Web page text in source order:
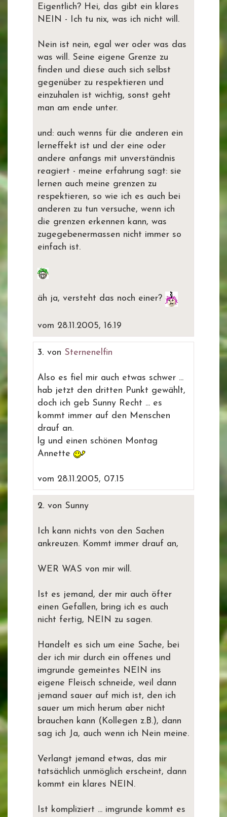
Eigentlich? Hei, das gibt ein klares
NEIN - Ich tu nix, was ich nicht will.
Nein ist nein, egal wer oder was das
was will. Seine eigene Grenze zu
finden und diese auch sich selbst
gegenüber zu respektieren und
einzuhalen ist wichtig, sonst geht
man am ende unter.
und: auch wenns für die anderen ein
lerneffekt ist und der eine oder
andere anfangs mit unverständnis
reagiert - meine erfahrung sagt: sie
lernen auch meine grenzen zu
respektieren, so wie ich es auch bei
anderen zu tun versuche, wenn ich
die grenzen erkennen kann, was
zugegebenermassen nicht immer so
einfach ist.
äh ja, versteht das noch einer?
vom 28.11.2005, 16.19
3. von Sternenelfin
Also es fiel mir auch etwas schwer ...
hab jetzt den dritten Punkt gewählt,
doch ich geb Sunny Recht ... es
kommt immer auf den Menschen
drauf an.
lg und einen schönen Montag
Annette
vom 28.11.2005, 07.15
2. von Sunny
Ich kann nichts von den Sachen
ankreuzen. Kommt immer drauf an,
WER WAS von mir will.
Ist es jemand, der mir auch öfter
einen Gefallen, bring ich es auch
nicht fertig, NEIN zu sagen.
Handelt es sich um eine Sache, bei
der ich mir durch ein offenes und
imgrunde gemeintes NEIN ins
eigene Fleisch schneide, weil dann
jemand sauer auf mich ist, den ich
sauer um mich herum aber nicht
brauchen kann (Kollegen z.B.), dann
sag ich Ja, auch wenn ich Nein meine.
Verlangt jemand etwas, das mir
tatsächlich unmöglich erscheint, dann
kommt ein klares NEIN.
Ist kompliziert ... imgrunde kommt es